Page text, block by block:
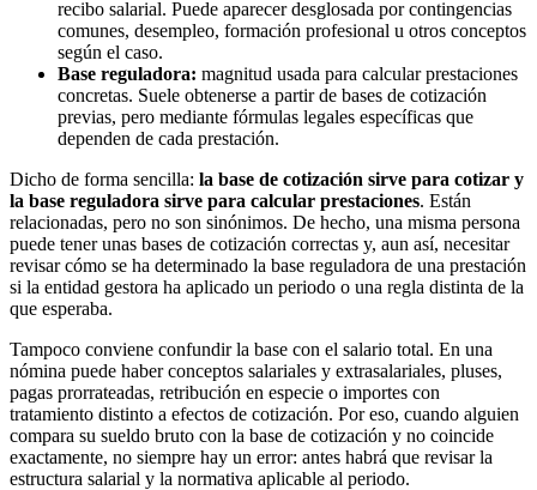
recibo salarial. Puede aparecer desglosada por contingencias
comunes, desempleo, formación profesional u otros conceptos
según el caso.
Base reguladora: magnitud usada para calcular prestaciones
concretas. Suele obtenerse a partir de bases de cotización
previas, pero mediante fórmulas legales específicas que
dependen de cada prestación.
Dicho de forma sencilla: la base de cotización sirve para cotizar y
la base reguladora sirve para calcular prestaciones. Están
relacionadas, pero no son sinónimos. De hecho, una misma persona
puede tener unas bases de cotización correctas y, aun así, necesitar
revisar cómo se ha determinado la base reguladora de una prestación
si la entidad gestora ha aplicado un periodo o una regla distinta de la
que esperaba.
Tampoco conviene confundir la base con el salario total. En una
nómina puede haber conceptos salariales y extrasalariales, pluses,
pagas prorrateadas, retribución en especie o importes con
tratamiento distinto a efectos de cotización. Por eso, cuando alguien
compara su sueldo bruto con la base de cotización y no coincide
exactamente, no siempre hay un error: antes habrá que revisar la
estructura salarial y la normativa aplicable al periodo.